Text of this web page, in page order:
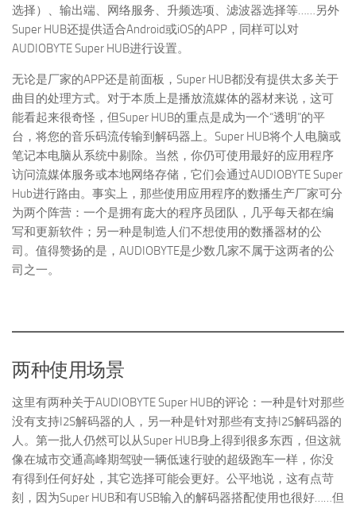
选择）、输出端、网络服务、升频选项、滤波器选择等……另外
Super HUB还提供适合Android或iOS的APP，同样可以对
AUDIOBYTE Super HUB进行设置。
无论是厂家的APP还是前面板，Super HUB都没有提供太多关于
曲目的处理方式。对于本质上是播放流媒体的器材来说，这可
能看起来很奇怪，但Super HUB的重点是成为一个“透明”的平
台，将您的音乐码流传输到解码器上。Super HUB将个人电脑或
笔记本电脑从系统中剔除。当然，你仍可使用最好的应用程序
访问流媒体服务或本地网络存储，它们会通过AUDIOBYTE Super
Hub进行路由。事实上，那些使用应用程序的数播生产厂家可分
为两个阵营：一个是拥有庞大的程序员团队，几乎每天都在编
写和更新软件；另一种是制造人们不想使用的数播器材的公
司。值得赞扬的是，AUDIOBYTE是少数几家不属于这两者的公
司之一。
两种使用场景
这里有两种关于AUDIOBYTE Super HUB的评论：一种是针对那些
没有支持I2S解码器的人，另一种是针对那些有支持I2S解码器的
人。第一批人仍然可以从Super HUB身上得到很多东西，但这就
像在城市交通高峰期驾驶一辆低速行驶的超级跑车一样，你没
有得到任何好处，其它选择可能会更好。公平地说，这有点苛
刻，因为Super HUB和有USB输入的解码器搭配使用也很好……但